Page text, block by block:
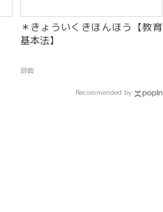
＊きょういくきほんほう【教育
基本法】
辞典
Recommended by